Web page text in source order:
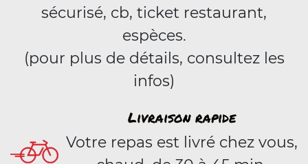
sécurisé, cb, ticket restaurant,
espèces.
(pour plus de détails, consultez les
infos)
Livraison rapide
Votre repas est livré chez vous,